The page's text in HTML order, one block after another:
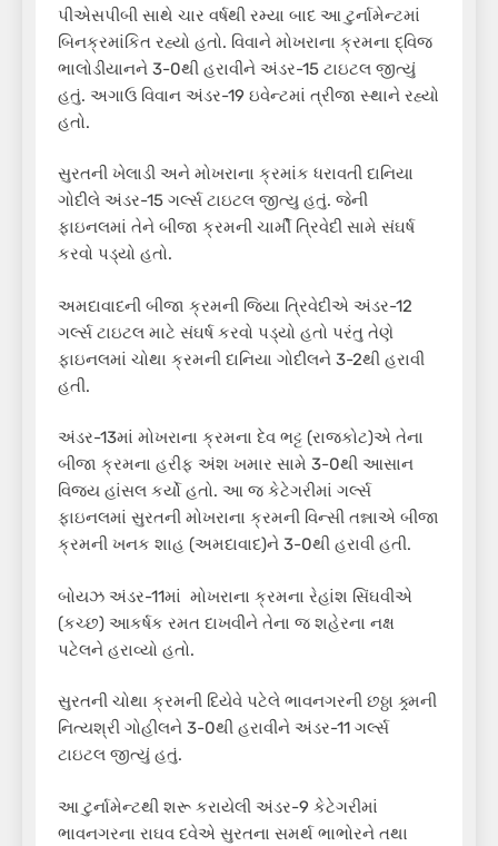
પીએસપીબી સાથે ચાર વર્ષથી રમ્યા બાદ આ ટુર્નામેન્ટમાં
બિનક્રમાંકિત રહ્યો હતો. વિવાને મોખરાના ક્રમના દ્વિજ
ભાલોડીયાનને 3-0થી હરાવીને અંડર-15 ટાઇટલ જીત્યું
હતું. અગાઉ વિવાન અંડર-19 ઇવેન્ટમાં ત્રીજા સ્થાને રહ્યો
હતો.
સુરતની ખેલાડી અને મોખરાના ક્રમાંક ધરાવતી દાનિયા
ગોદીલે અંડર-15 ગર્લ્સ ટાઇટલ જીત્યુ હતું. જેની
ફાઇનલમાં તેને બીજા ક્રમની ચાર્મી ત્રિવેદી સામે સંઘર્ષ
કરવો પડ્યો હતો.
અમદાવાદની બીજા ક્રમની જિયા ત્રિવેદીએ અંડર-12
ગર્લ્સ ટાઇટલ માટે સંઘર્ષ કરવો પડ્યો હતો પરંતુ તેણે
ફાઇનલમાં ચોથા ક્રમની દાનિયા ગોદીલને 3-2થી હરાવી
હતી.
અંડર-13માં મોખરાના ક્રમના દેવ ભટ્ટ (રાજકોટ)એ તેના
બીજા ક્રમના હરીફ અંશ ખમાર સામે 3-0થી આસાન
વિજય હાંસલ કર્યો હતો. આ જ કેટેગરીમાં ગર્લ્સ
ફાઇનલમાં સુરતની મોખરાના ક્રમની વિન્સી તન્નાએ બીજા
ક્રમની ખનક શાહ (અમદાવાદ)ને 3-0થી હરાવી હતી.
બોયઝ અંડર-11માં મોખરાના ક્રમના રેહાંશ સિંઘવીએ
(કચ્છ) આકર્ષક રમત દાખવીને તેના જ શહેરના નક્ષ
પટેલને હરાવ્યો હતો.
સુરતની ચોથા ક્રમની દિયેવે પટેલે ભાવનગરની છઠ્ઠા ક્ર્મની
નિત્યશ્રી ગોહીલને 3-0થી હરાવીને અંડર-11 ગર્લ્સ
ટાઇટલ જીત્યું હતું.
આ ટુર્નામેન્ટથી શરૂ કરાયેલી અંડર-9 કેટેગરીમાં
ભાવનગરના રાઘવ દવેએ સુરતના સમર્થ ભાભોરને તથા